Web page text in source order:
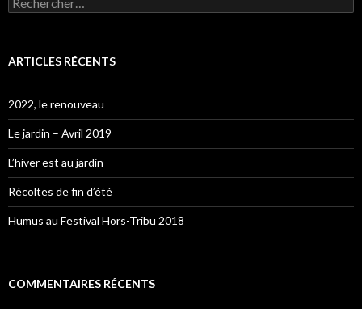
ARTICLES RÉCENTS
2022, le renouveau
Le jardin – Avril 2019
L’hiver est au jardin
Récoltes de fin d’été
Humus au Festival Hors-Tribu 2018
COMMENTAIRES RÉCENTS